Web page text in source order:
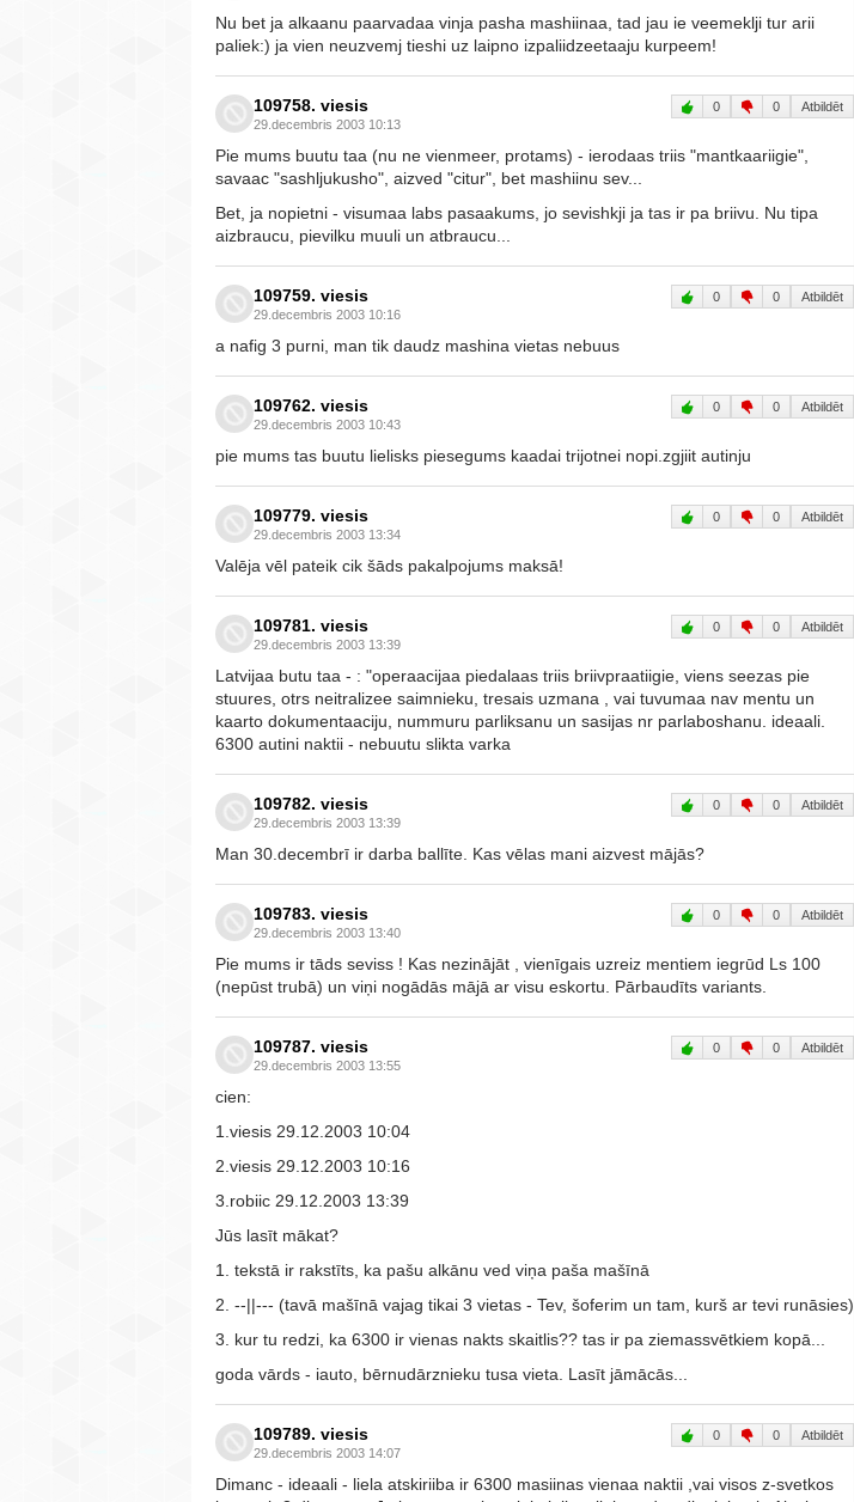
Nu bet ja alkaanu paarvadaa vinja pasha mashiinaa, tad jau ie veemeklji tur arii
paliek:) ja vien neuzvemj tieshi uz laipno izpaliidzeetaaju kurpeem!
109758. viesis
29.decembris 2003 10:13
0 0 Atbildēt
Pie mums buutu taa (nu ne vienmeer, protams) - ierodaas triis "mantkaariigie",
savaac "sashljukusho", aizved "citur", bet mashiinu sev...
Bet, ja nopietni - visumaa labs pasaakums, jo sevishkji ja tas ir pa briivu. Nu tipa
aizbraucu, pievilku muuli un atbraucu...
109759. viesis
29.decembris 2003 10:16
0 0 Atbildēt
a nafig 3 purni, man tik daudz mashina vietas nebuus
109762. viesis
29.decembris 2003 10:43
0 0 Atbildēt
pie mums tas buutu lielisks piesegums kaadai trijotnei nopi.zgjiit autinju
109779. viesis
29.decembris 2003 13:34
0 0 Atbildēt
Valēja vēl pateik cik šāds pakalpojums maksā!
109781. viesis
29.decembris 2003 13:39
0 0 Atbildēt
Latvijaa butu taa - : "operaacijaa piedalaas triis briivpraatiigie, viens seezas pie
stuures, otrs neitralizee saimnieku, tresais uzmana , vai tuvumaa nav mentu un
kaarto dokumentaaciju, nummuru parliksanu un sasijas nr parlaboshanu. ideaali.
6300 autini naktii - nebuutu slikta varka
109782. viesis
29.decembris 2003 13:39
0 0 Atbildēt
Man 30.decembrī ir darba ballīte. Kas vēlas mani aizvest mājās?
109783. viesis
29.decembris 2003 13:40
0 0 Atbildēt
Pie mums ir tāds seviss ! Kas nezinājāt , vienīgais uzreiz mentiem iegrūd Ls 100
(nepūst trubā) un viņi nogādās mājā ar visu eskortu. Pārbaudīts variants.
109787. viesis
29.decembris 2003 13:55
0 0 Atbildēt
cien:
1.viesis 29.12.2003 10:04
2.viesis 29.12.2003 10:16
3.robiic 29.12.2003 13:39
Jūs lasīt mākat?
1. tekstā ir rakstīts, ka pašu alkānu ved viņa paša mašīnā
2. --||--- (tavā mašīnā vajag tikai 3 vietas - Tev, šoferim un tam, kurš ar tevi runāsies)
3. kur tu redzi, ka 6300 ir vienas nakts skaitlis?? tas ir pa ziemassvētkiem kopā...
goda vārds - iauto, bērnudārznieku tusa vieta. Lasīt jāmācās...
109789. viesis
29.decembris 2003 14:07
0 0 Atbildēt
Dimanc - ideaali - liela atskiriiba ir 6300 masiinas vienaa naktii ,vai visos z-svetkos